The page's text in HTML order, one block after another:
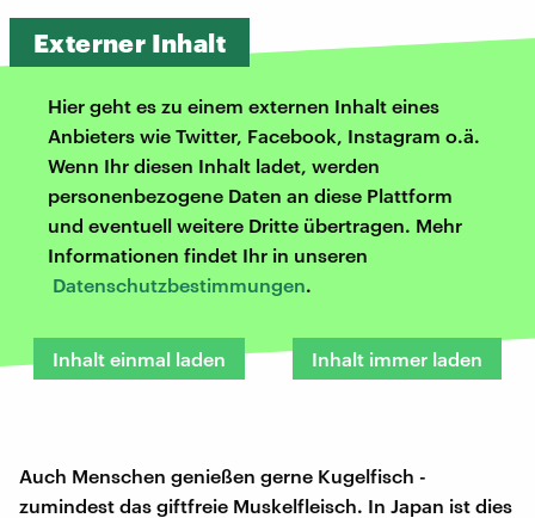
Externer Inhalt
Hier geht es zu einem externen Inhalt eines
Anbieters wie Twitter, Facebook, Instagram o.ä.
Wenn Ihr diesen Inhalt ladet, werden
personenbezogene Daten an diese Plattform
und eventuell weitere Dritte übertragen. Mehr
Informationen findet Ihr in unseren
Datenschutzbestimmungen.
Inhalt einmal laden Inhalt immer laden
Auch Menschen genießen gerne Kugelfisch -
zumindest das giftfreie Muskelfleisch. In Japan ist dies